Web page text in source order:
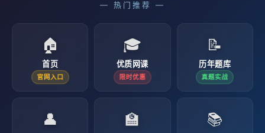
— 热门推荐 —
🏠
首页
官网入口
🎓
优质网课
限时优惠
📝
历年题库
真题实战
👤 🏫 📚